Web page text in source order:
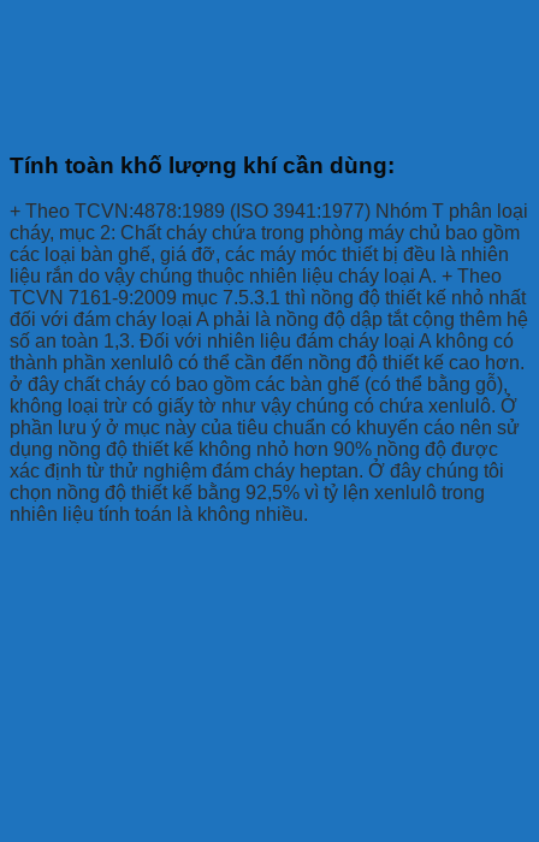
Tính toàn khố lượng khí cần dùng:
+ Theo TCVN:4878:1989 (ISO 3941:1977) Nhóm T phân loại
cháy, mục 2: Chất cháy chứa trong phòng máy chủ bao gồm
các loại bàn ghế, giá đỡ, các máy móc thiết bị đều là nhiên
liệu rắn do vậy chúng thuộc nhiên liệu cháy loại A. + Theo
TCVN 7161-9:2009 mục 7.5.3.1 thì nồng độ thiết kế nhỏ nhất
đối với đám cháy loại A phải là nồng độ dập tắt cộng thêm hệ
số an toàn 1,3. Đối với nhiên liệu đám cháy loại A không có
thành phần xenlulô có thể cần đến nồng độ thiết kế cao hơn.
ở đây chất cháy có bao gồm các bàn ghế (có thể bằng gỗ),
không loại trừ có giấy tờ như vậy chúng có chứa xenlulô. Ở
phần lưu ý ở mục này của tiêu chuẩn có khuyến cáo nên sử
dụng nồng độ thiết kế không nhỏ hơn 90% nồng độ được
xác định từ thử nghiệm đám cháy heptan. Ở đây chúng tôi
chọn nồng độ thiết kế bằng 92,5% vì tỷ lện xenlulô trong
nhiên liệu tính toán là không nhiều.